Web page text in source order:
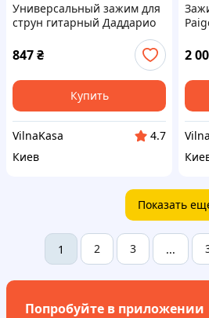
Универсальный зажим для
струн гитарный Даддарио
847₴
Купить
VilnaKasa
4.7
Киев
2
Показать
1 2 3 ...
Попробуйте в приложении